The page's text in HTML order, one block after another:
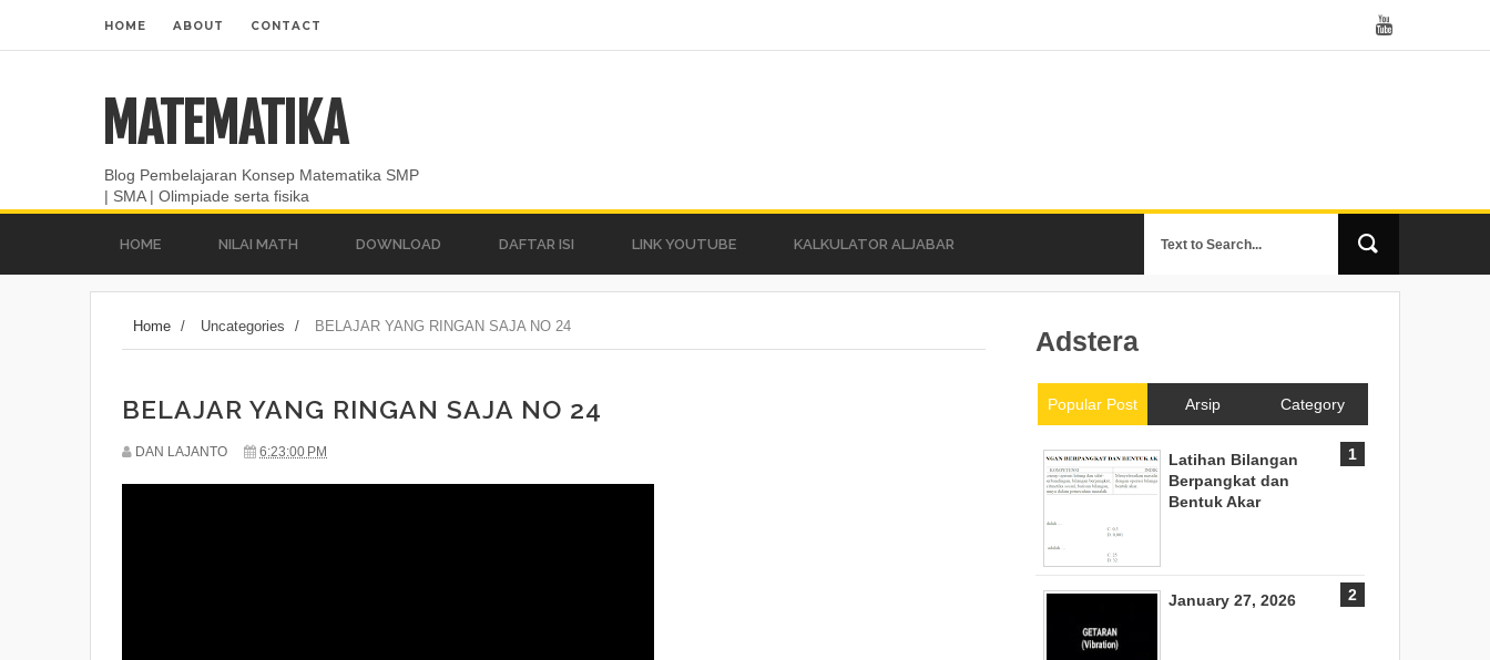
HOME ABOUT CONTACT
MATEMATIKA
Blog Pembelajaran Konsep Matematika SMP
| SMA | Olimpiade serta fisika
HOME NILAI MATH DOWNLOAD DAFTAR ISI LINK YOUTUBE KALKULATOR ALJABAR
Home / Uncategories / BELAJAR YANG RINGAN SAJA NO 24
BELAJAR YANG RINGAN SAJA NO 24
DAN LAJANTO 6:23:00 PM
Adstera
Popular Post Arsip Category
Latihan Bilangan
Berpangkat dan
Bentuk Akar
January 27, 2026